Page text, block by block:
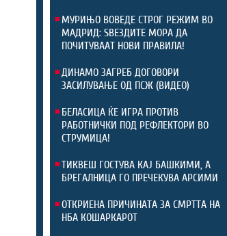
МУРИЊО ВОВЕДЕ СТРОГ РЕЖИМ ВО
МАДРИД: ЅВЕЗДИТЕ МОРА ДА
ПОЧИТУВААТ НОВИ ПРАВИЛА!
ДИНАМО ЗАГРЕБ ДОГОВОРИ
ЗАСИЛУВАЊЕ ОД ПСЖ (ВИДЕО)
БЕЛАСИЦА ЌЕ ИГРА ПРОТИВ
РАБОТНИЧКИ ПОД РЕФЛЕКТОРИ ВО
СТРУМИЦА!
ТИКВЕШ ГОСТУВА КАЈ БАШКИМИ, А
БРЕГАЛНИЦА ГО ПРЕЧЕКУВА АРСИМИ
ОТКРИЕНА ПРИЧИНАТА ЗА СМРТТА НА
НБА КОШАРКАРОТ